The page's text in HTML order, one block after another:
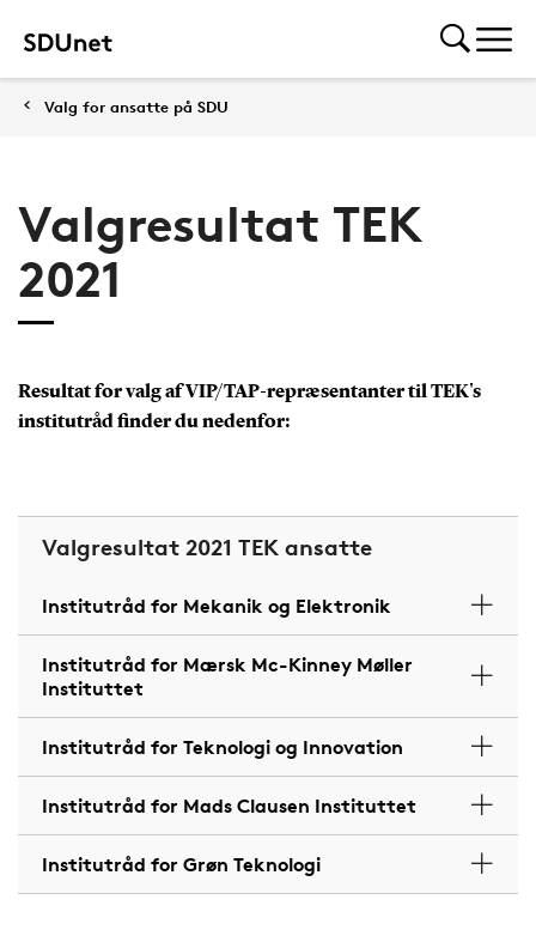
Valg for ansatte på SDU
Valgresultat TEK
2021
Resultat for valg af VIP/TAP-repræsentanter til TEK's
institutråd finder du nedenfor:
Valgresultat 2021 TEK ansatte
Institutråd for Mekanik og Elektronik
Institutråd for Mærsk Mc-Kinney Møller
Instituttet
Institutråd for Teknologi og Innovation
Institutråd for Mads Clausen Instituttet
Institutråd for Grøn Teknologi